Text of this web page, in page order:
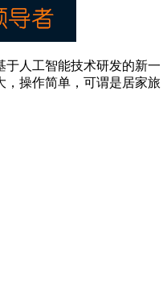
于人工智能技术研发的新一
，操作简单，可谓是居家旅